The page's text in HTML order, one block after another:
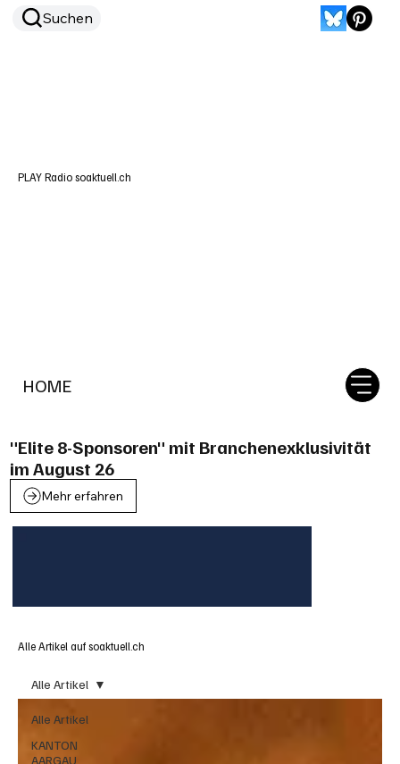
HOME
Suchen
PLAY Radio soaktuell.ch
"Elite 8-Sponsoren" mit Branchenexklusivität
im August 26
Mehr erfahren
Alle Artikel auf soaktuell.ch
Alle Artikel
KANTON
AARGAU
Alle Artikel